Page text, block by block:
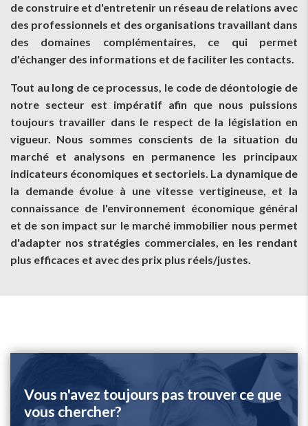
de construire et d'entretenir un réseau de relations avec
des professionnels et des organisations travaillant dans
des domaines complémentaires, ce qui permet
d'échanger des informations et de faciliter les contacts.
Tout au long de ce processus, le code de déontologie de
notre secteur est impératif afin que nous puissions
toujours travailler dans le respect de la législation en
vigueur. Nous sommes conscients de la situation du
marché et analysons en permanence les principaux
indicateurs économiques et sectoriels. La dynamique de
la demande évolue à une vitesse vertigineuse, et la
connaissance de l'environnement économique général
et de son impact sur le marché immobilier nous permet
d'adapter nos stratégies commerciales, en les rendant
plus efficaces et avec des prix plus réels/justes.
Vous n'avez toujours pas trouver ce que
vous chercher?